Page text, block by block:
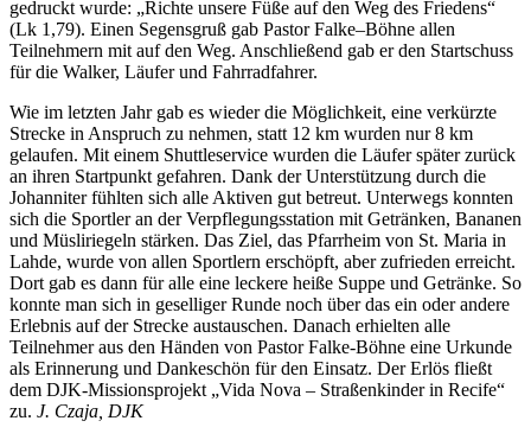
gedruckt wurde: „Richte unsere Füße auf den Weg des Friedens“
(Lk 1,79). Einen Segensgruß gab Pastor Falke–Böhne allen
Teilnehmern mit auf den Weg. Anschließend gab er den Startschuss
für die Walker, Läufer und Fahrradfahrer.
Wie im letzten Jahr gab es wieder die Möglichkeit, eine verkürzte
Strecke in Anspruch zu nehmen, statt 12 km wurden nur 8 km
gelaufen. Mit einem Shuttleservice wurden die Läufer später zurück
an ihren Startpunkt gefahren. Dank der Unterstützung durch die
Johanniter fühlten sich alle Aktiven gut betreut. Unterwegs konnten
sich die Sportler an der Verpflegungsstation mit Getränken, Bananen
und Müsliriegeln stärken. Das Ziel, das Pfarrheim von St. Maria in
Lahde, wurde von allen Sportlern erschöpft, aber zufrieden erreicht.
Dort gab es dann für alle eine leckere heiße Suppe und Getränke. So
konnte man sich in geselliger Runde noch über das ein oder andere
Erlebnis auf der Strecke austauschen. Danach erhielten alle
Teilnehmer aus den Händen von Pastor Falke-Böhne eine Urkunde
als Erinnerung und Dankeschön für den Einsatz. Der Erlös fließt
dem DJK-Missionsprojekt „Vida Nova – Straßenkinder in Recife“
zu. J. Czaja, DJK